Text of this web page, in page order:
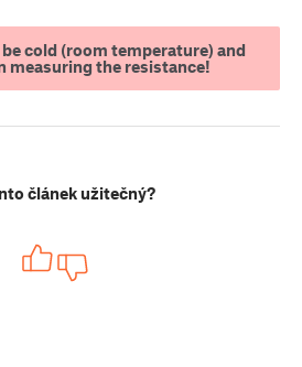
cold (room temperature) and
measuring the resistance!
článek užitečný?